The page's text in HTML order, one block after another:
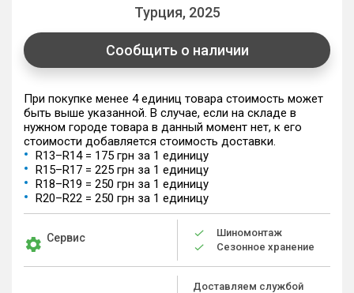
Турция, 2025
Сообщить о наличии
При покупке менее 4 единиц товара стоимость может
быть выше указанной. В случае, если на складе в
нужном городе товара в данный момент нет, к его
стоимости добавляется стоимость доставки.
R13–R14 = 175 грн за 1 единицу
R15–R17 = 225 грн за 1 единицу
R18–R19 = 250 грн за 1 единицу
R20–R22 = 250 грн за 1 единицу
Сервис
Шиномонтаж
Сезонное хранение
Доставляем службой